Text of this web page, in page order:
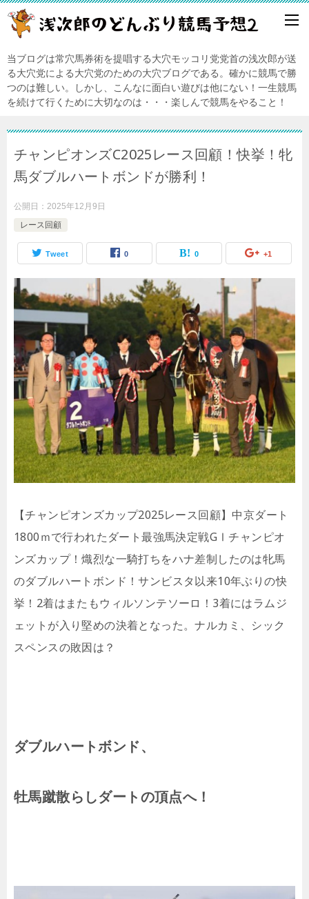
当ブログは常穴馬券術を提唱する大穴モッコリ党党首の浅次郎が送
る大穴党による大穴党のための大穴ブログである。確かに競馬で勝
つのは難しい。しかし、こんなに面白い遊びは他にない！一生競馬
を続けて行くために大切なのは・・・楽しんで競馬をやること！
チャンピオンズC2025レース回顧！快挙！牝
馬ダブルハートボンドが勝利！
公開日： 2025年12月9日
レース回顧
Tweet 0 0 +1
【チャンピオンズカップ2025レース回顧】中京ダート
1800ｍで行われたダート最強馬決定戦GⅠチャンピオ
ンズカップ！熾烈な一騎打ちをハナ差制したのは牝馬
のダブルハートボンド！サンビスタ以来10年ぶりの快
挙！2着はまたもウィルソンテソーロ！3着にはラムジ
ェットが入り堅めの決着となった。ナルカミ、シック
スペンスの敗因は？
ダブルハートボンド、
牡馬蹴散らしダートの頂点へ！